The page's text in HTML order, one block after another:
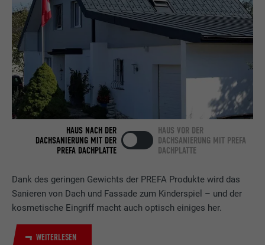
Dank des geringen Gewichts der PREFA Produkte wird das
Sanieren von Dach und Fassade zum Kinderspiel – und der
kosmetische Eingriff macht auch optisch einiges her.
WEITERLESEN
HAUS NACH DER
DACHSANIERUNG MIT DER
PREFA DACHPLATTE
HAUS VOR DER
DACHSANIERUNG MIT PREFA
DACHPLATTE
Anbieter LinkedIn
2 Jahre
Zweck
Verwendet vom Social-Networking-Dienst
LinkedIn für die Verfolgung der
Verwendung von eingebetteten
Dienstleistungen.
Name bscookie
Anbieter
Laufzeit 2 Jahre
Verwendet vom Social-Networking-Dienst